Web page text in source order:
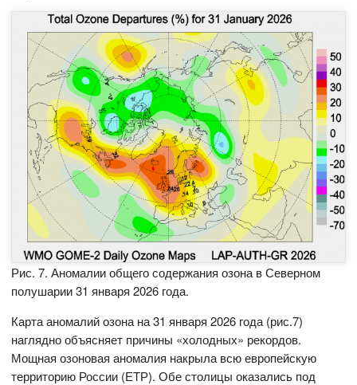
Рис. 7. Аномалии общего содержания озона в Северном
полушарии 31 января 2026 года.
Карта аномалий озона на 31 января 2026 года (рис.7)
наглядно объясняет причины «холодных» рекордов.
Мощная озоновая аномалия накрыла всю европейскую
территорию России (ЕТР). Обе столицы оказались под